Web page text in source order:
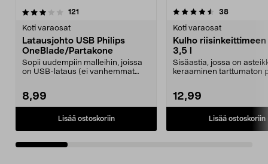
121
Koti varaosat
Latausjohto USB Philips
OneBlade/Partakone
Sopii uudempiin malleihin, joissa
on USB-lataus (ei vanhemmat
8,99
Lisää ostoskoriin
4.5 viidestä
38arvostelut
Koti varaosat
Kulho
3,5 l
Sisäastia, jossa on
keraaminen tarttumaton
12,99
Lisää ostoskoriin
4.5 viidestä